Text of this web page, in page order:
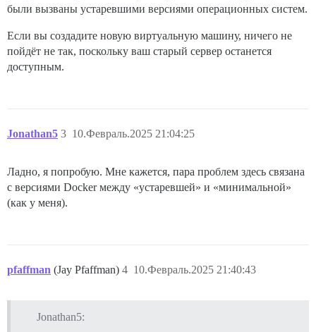
были вызваны устаревшими версиями операционных систем.
Если вы создадите новую виртуальную машину, ничего не
пойдёт не так, поскольку ваш старый сервер останется
доступным.
Jonathan5 10.Февраль.2025 21:04:25
3
Ладно, я попробую. Мне кажется, пара проблем здесь связана
с версиями Docker между «устаревшей» и «минимальной»
(как у меня).
pfaffman (Jay Pfaffman) 10.Февраль.2025 21:40:43
4
Jonathan5: